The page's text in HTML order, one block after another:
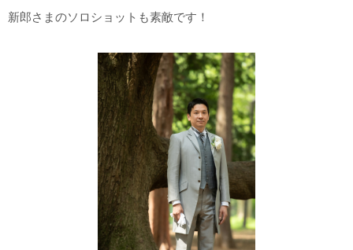
新郎さまのソロショットも素敵です！